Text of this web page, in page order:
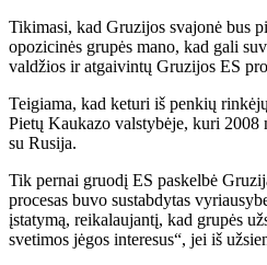
Tikimasi, kad Gruzijos svajonė bus
opozicinės grupės mano, kad gali
valdžios ir atgaivintų Gruzijos ES
Teigiama, kad keturi iš penkių
Pietų Kaukazo valstybėje, kuri 2008
su Rusija.
Tik pernai gruodį ES paskelbė
procesas buvo sustabdytas
įstatymą, reikalaujantį, kad grupės
svetimos jėgos interesus“, jei iš